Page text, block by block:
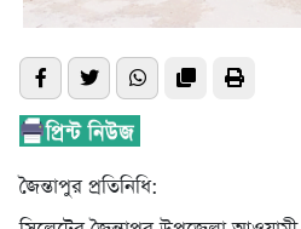
জৈন্তাপুর প্রতিনিধি: